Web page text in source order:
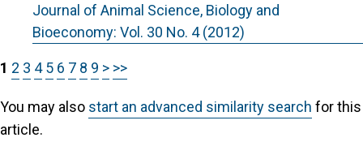
Journal of Animal Science, Biology and
Bioeconomy: Vol. 30 No. 4 (2012)
1 2 3 4 5 6 7 8 9 > >>
You may also start an advanced similarity search for this
article.